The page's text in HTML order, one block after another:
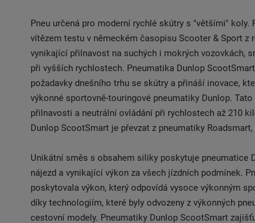
Pneu určená pro moderní rychlé skútry s "většími"
vítězem testu v německém časopisu Scooter & Sport z
vynikající přilnavost na suchých i mokrých vozovkách,
při vyšších rychlostech. Pneumatika Dunlop
požadavky dnešního trhu se skútry a přináší inovace,
výkonné sportovně-touringové pneumatiky Dunlop.
přilnavosti a neutrální ovládání při rychlostech až 210
Dunlop ScootSmart je převzat z pneumatiky
Unikátní směs s obsahem siliky poskytuje pneumatice
nájezd a vynikající výkon za všech jízdních podmínek.
poskytovala výkon, který odpovídá vysoce výkonným
díky technologiím, které byly odvozeny z výkonných
cestovní modely. Pneumatiky Dunlop ScootSmart